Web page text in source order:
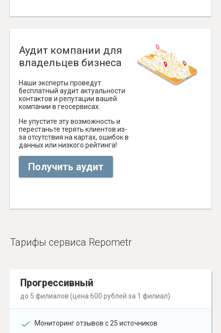
Аудит компании для
владельцев бизнеса
Наши эксперты проведут
бесплатный аудит актуальности
контактов и репутации вашей
компании в геосервисах.
Не упустите эту возможность и
перестаньте терять клиентов из-
за отсутствия на картах, ошибок в
данных или низкого рейтинга!
Получить аудит
Тарифы сервиса Repometr
Прогрессивный
до 5 филиалов (цена 600 рублей за 1 филиал)
Мониторинг отзывов с 25 источников